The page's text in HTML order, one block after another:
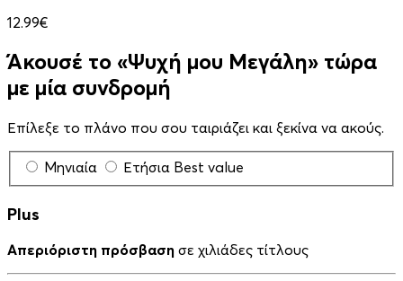
12.99€
Άκουσέ το «Ψυχή μου Μεγάλη» τώρα
με μία συνδρομή
Επίλεξε το πλάνο που σου ταιριάζει και ξεκίνα να ακούς.
Μηνιαία Ετήσια Best value
Plus
Απεριόριστη πρόσβαση σε χιλιάδες τίτλους